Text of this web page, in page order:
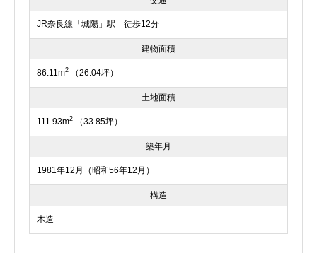
JR奈良線「城陽」駅 徒歩12分
建物面積
86.11m2 （26.04坪）
土地面積
111.93m2 （33.85坪）
築年月
1981年12月（昭和56年12月）
構造
木造